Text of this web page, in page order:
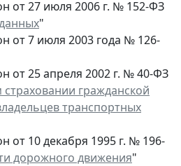
от 27 июля 2006 г. № 152-ФЗ
"
от 7 июля 2003 года № 126-
от 25 апреля 2002 г. № 40-ФЗ
гражданской
транспортных
от 10 декабря 1995 г. № 196-
дорожного движения"